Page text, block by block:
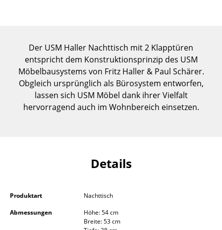
Aufbewahren
Regale & Schränke
Bücherregale
Barmöbel
Garderoben
Der USM Haller Nachttisch mit 2 Klapptüren
entspricht dem Konstruktionsprinzip des USM
Möbelbausystems von Fritz Haller & Paul Schärer.
Obgleich ursprünglich als Bürosystem entworfen,
lassen sich USM Möbel dank ihrer Vielfalt
hervorragend auch im Wohnbereich einsetzen.
Details
Produktart
Nachttisch
Abmessungen
Höhe: 54 cm
Breite: 53 cm